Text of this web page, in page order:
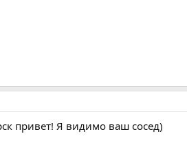
привет! Я видимо ваш сосед)